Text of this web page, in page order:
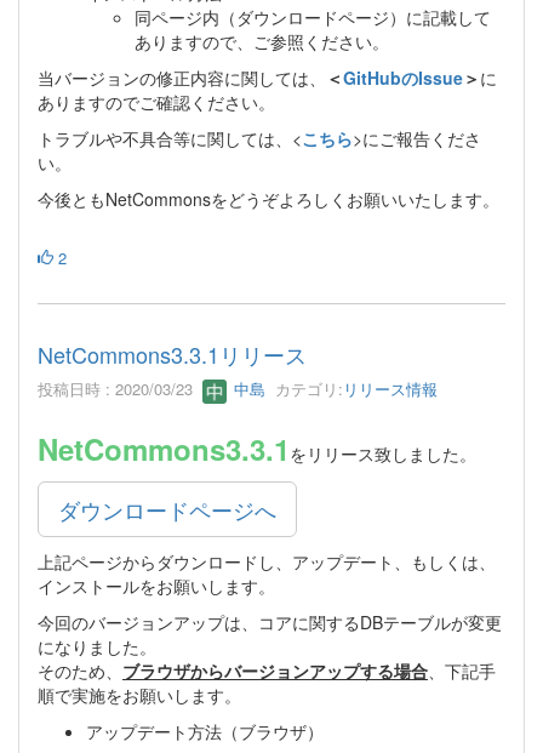
同ページ内（ダウンロードページ）に記載して
ありますので、ご参照ください。
当バージョンの修正内容に関しては、
＜GitHubのIssue＞ に
ありますのでご確認ください。
トラブルや不具合等に関しては、<こちら>にご報告くださ
い。
今後ともNetCommonsをどうぞよろしくお願いいたします。
2
NetCommons3.3.1リリース
投稿日時 : 2020/03/23 中島 カテゴリ: リリース情報
NetCommons3.3.1 をリリース致しました。
ダウンロードページへ
上記ページからダウンロードし、アップデート、もしくは、
インストールをお願いします。
今回のバージョンアップは、コアに関するDBテーブルが変更
になりました。
そのため、 ブラウザからバージョンアップする場合 、下記手
順で実施をお願いします。
アップデート方法（ブラウザ）